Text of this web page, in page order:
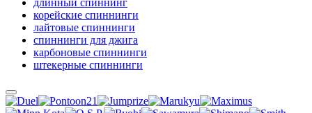
корейские спиннинги
лайтовые спиннинги
спиннинги для джига
карбоновые спиннинги
штекерные спиннинги